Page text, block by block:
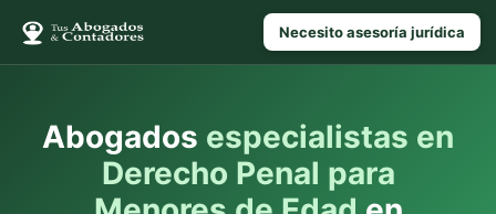
Necesito asesoría jurídica
Abogados especialistas en
Derecho Penal para